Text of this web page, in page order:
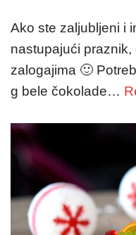
Ako ste zaljubljeni i
nastupajući
zalogajima 🙂
g bele čokolade…